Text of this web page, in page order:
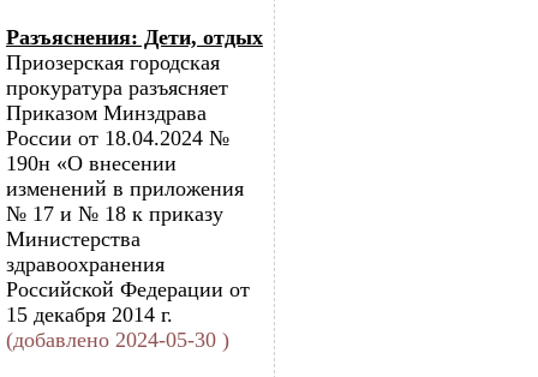
Разъяснения: Дети, отдых
Приозерская городская
прокуратура разъясняет
Приказом Минздрава
России от 18.04.2024 №
190н «О внесении
изменений в приложения
№ 17 и № 18 к приказу
Министерства
здравоохранения
Российской Федерации от
15 декабря 2014 г.
(добавлено 2024-05-30 )